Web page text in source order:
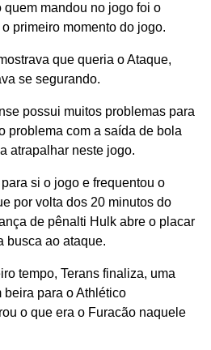
mandou no jogo foi o
primeiro momento do jogo.
que queria o Ataque,
se segurando.
possui muitos problemas para
problema com a saída de bola
atrapalhar neste jogo.
si o jogo e frequentou o
por volta dos 20 minutos do
de pênalti Hulk abre o placar
busca ao ataque.
tempo, Terans finaliza, uma
para o Athlético
o que era o Furacão naquele